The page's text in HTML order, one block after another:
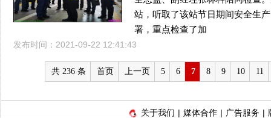
站，听取了该站节日期间安全生
署，重点检查了加
发布时间：2021-09-22 12:41:43
共 236 条 首页 上一页 5 6 7 8 9 10 11
关于我们 | 媒体合作 | 广告服务 |